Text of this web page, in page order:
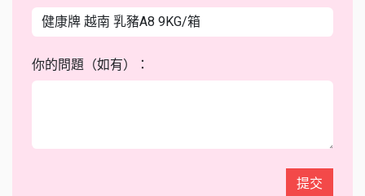
你的問題（如有）：
提交